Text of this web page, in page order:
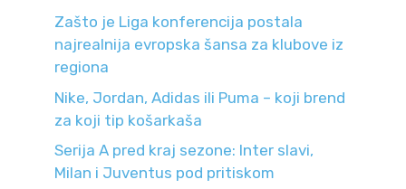
Zašto je Liga konferencija postala
najrealnija evropska šansa za klubove iz
regiona
Nike, Jordan, Adidas ili Puma – koji brend
za koji tip košarkaša
Serija A pred kraj sezone: Inter slavi,
Milan i Juventus pod pritiskom